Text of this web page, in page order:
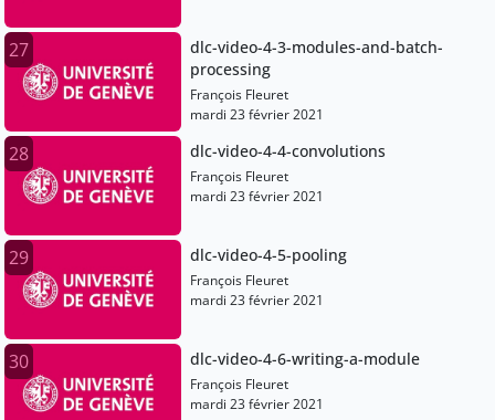
27
dlc-video-4-3-modules-and-batch-
processing
François Fleuret
mardi 23 février 2021
28 dlc-video-4-4-convolutions
François Fleuret
mardi 23 février 2021
29 dlc-video-4-5-pooling
François Fleuret
mardi 23 février 2021
30 dlc-video-4-6-writing-a-module
François Fleuret
mardi 23 février 2021